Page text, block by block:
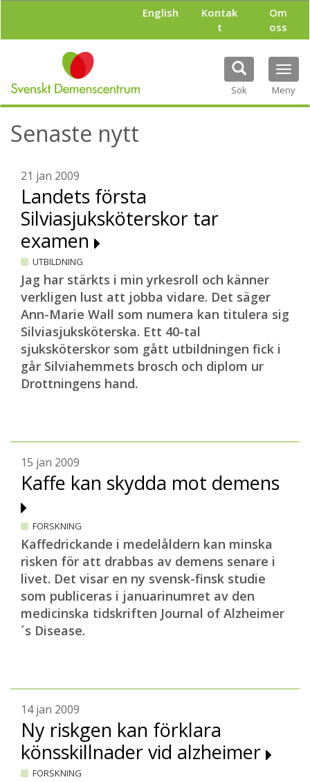
l
English
Kontak
t
Om
oss
Sök Meny
Senaste nytt
21 jan 2009
Landets första
Silviasjuksköterskor tar
examen
UTBILDNING
Jag har stärkts i min yrkesroll och känner
verkligen lust att jobba vidare. Det säger
Ann-Marie Wall som numera kan titulera sig
Silviasjuksköterska. Ett 40-tal
sjuksköterskor som gått utbildningen fick i
går Silviahemmets brosch och diplom ur
Drottningens hand.
15 jan 2009
Kaffe kan skydda mot demens
FORSKNING
Kaffedrickande i medelåldern kan minska
risken för att drabbas av demens senare i
livet. Det visar en ny svensk-finsk studie
som publiceras i januarinumret av den
medicinska tidskriften Journal of Alzheimer
´s Disease.
14 jan 2009
Ny riskgen kan förklara
könsskillnader vid alzheimer
FORSKNING